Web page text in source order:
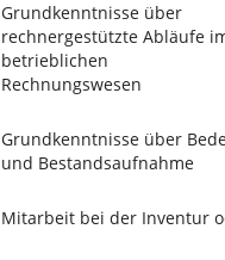
Grundkenntnisse über
rechnergestützte Abläufe
betrieblichen
Rechnungswesen
Grundkenntnisse über
und Bestandsaufnahme
Mitarbeit bei der Inventur